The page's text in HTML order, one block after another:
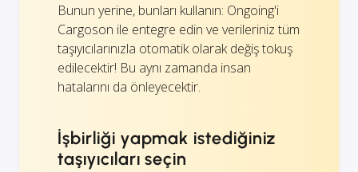
Bunun yerine, bunları kullanın: Ongoing'i
Cargoson ile entegre edin ve verileriniz tüm
taşıyıcılarınızla otomatik olarak değiş tokuş
edilecektir! Bu aynı zamanda insan
hatalarını da önleyecektir.
İşbirliği yapmak istediğiniz
taşıyıcıları seçin